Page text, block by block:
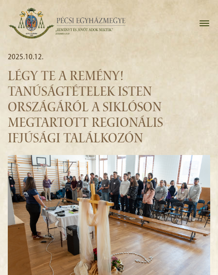
2025.10.12.
LÉGY TE A REMÉNY!
TANÚSÁGTÉTELEK ISTEN
ORSZÁGÁRÓL A SIKLÓSON
MEGTARTOTT REGIONÁLIS
IFJÚSÁGI TALÁLKOZÓN